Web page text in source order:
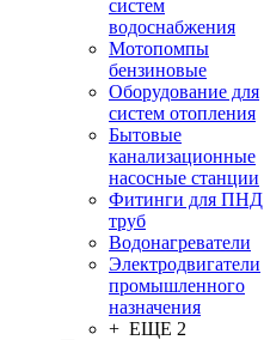
систем
водоснабжения
Мотопомпы
бензиновые
Оборудование для
систем отопления
Бытовые
канализационные
насосные станции
Фитинги для ПНД
труб
Водонагреватели
Электродвигатели
промышленного
назначения
+ ЕЩЕ 2